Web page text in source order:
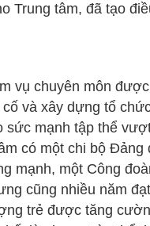
Trung tâm, đã tạo
vụ chuyên môn
và xây dựng tổ
sức mạnh tập thể
có một chi bộ
mạnh, một Công
cũng nhiều năm
trẻ được tăng